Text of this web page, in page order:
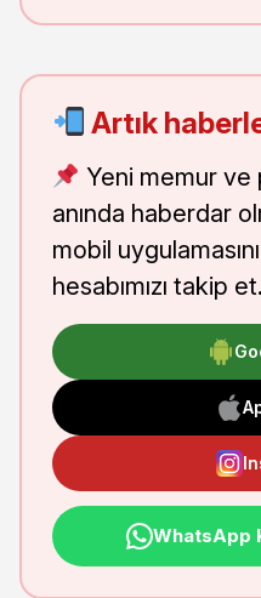
Artık
Yeni memur ve
anında haberdar
mobil
hesabımızı takip et.
WhatsApp